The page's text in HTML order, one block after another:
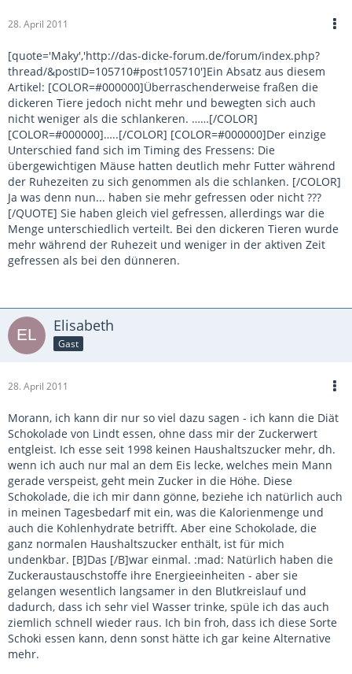
28. April 2011
[quote='Maky','http://das-dicke-forum.de/forum/index.php?
thread/&postID=105710#post105710']Ein Absatz aus diesem
Artikel: [COLOR=#000000]Überraschenderweise fraßen die
dickeren Tiere jedoch nicht mehr und bewegten sich auch
nicht weniger als die schlankeren. ……[/COLOR]
[COLOR=#000000]…..[/COLOR] [COLOR=#000000]Der einzige
Unterschied fand sich im Timing des Fressens: Die
übergewichtigen Mäuse hatten deutlich mehr Futter während
der Ruhezeiten zu sich genommen als die schlanken. [/COLOR]
Ja was denn nun... haben sie mehr gefressen oder nicht ???
[/QUOTE] Sie haben gleich viel gefressen, allerdings war die
Menge unterschiedlich verteilt. Bei den dickeren Tieren wurde
mehr während der Ruhezeit und weniger in der aktiven Zeit
gefressen als bei den dünneren.
Elisabeth
Gast
28. April 2011
Morann, ich kann dir nur so viel dazu sagen - ich kann die Diät
Schokolade von Lindt essen, ohne dass mir der Zuckerwert
entgleist. Ich esse seit 1998 keinen Haushaltszucker mehr, dh.
wenn ich auch nur mal an dem Eis lecke, welches mein Mann
gerade verspeist, geht mein Zucker in die Höhe. Diese
Schokolade, die ich mir dann gönne, beziehe ich natürlich auch
in meinen Tagesbedarf mit ein, was die Kalorienmenge und
auch die Kohlenhydrate betrifft. Aber eine Schokolade, die
ganz normalen Haushaltszucker enthält, ist für mich
undenkbar. [B]Das [/B]war einmal. :mad: Natürlich haben die
Zuckeraustauschstoffe ihre Energieeinheiten - aber sie
gelangen wesentlich langsamer in den Blutkreislauf und
dadurch, dass ich sehr viel Wasser trinke, spüle ich das auch
ziemlich schnell wieder raus. Ich bin froh, dass ich diese Sorte
Schoki essen kann, denn sonst hätte ich gar keine Alternative
mehr.